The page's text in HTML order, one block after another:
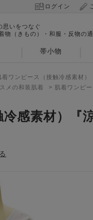
ログイン
思いをつなぐ
物（きもの）・和服・反物の
帯小物
着ワンピース（接触冷感素材）
メの和装肌着
> 肌着ワンピ
感素材）『涼